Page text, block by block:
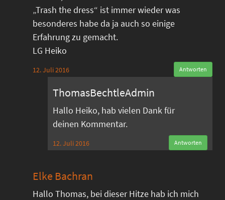
„Trash the dress“ ist immer wieder was
besonderes habe da ja auch so einige
Erfahrung zu gemacht.
LG Heiko
12. Juli 2016 Antworten
ThomasBechtleAdmin
Hallo Heiko, hab vielen Dank für
deinen Kommentar.
12. Juli 2016 Antworten
Elke Bachran
Hallo Thomas, bei dieser Hitze hab ich mich